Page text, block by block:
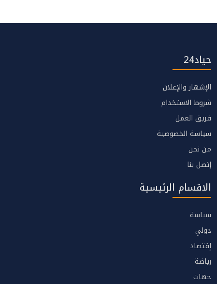
حياد24
الإشهار والإعلان
شروط الاستخدام
فريق العمل
سياسة الخصوصية
من نحن
إتصل بنا
الاقسام الرئيسية
سياسة
دولي
إقتصاد
رياضة
جهات